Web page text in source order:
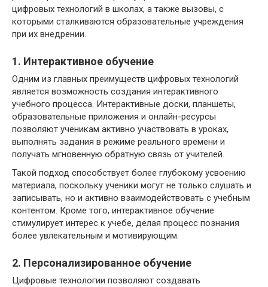
цифровых технологий в школах, а также вызовы, с
которыми сталкиваются образовательные учреждения
при их внедрении.
1. Интерактивное обучение
Одним из главных преимуществ цифровых технологий
является возможность создания интерактивного
учебного процесса. Интерактивные доски, планшеты,
образовательные приложения и онлайн-ресурсы
позволяют ученикам активно участвовать в уроках,
выполнять задания в режиме реального времени и
получать мгновенную обратную связь от учителей.
Такой подход способствует более глубокому усвоению
материала, поскольку ученики могут не только слушать и
записывать, но и активно взаимодействовать с учебным
контентом. Кроме того, интерактивное обучение
стимулирует интерес к учебе, делая процесс познания
более увлекательным и мотивирующим.
2. Персонализированное обучение
Цифровые технологии позволяют создавать